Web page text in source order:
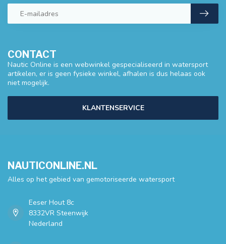
CONTACT
Nautic Online is een webwinkel gespecialiseerd in watersport
artikelen, er is geen fysieke winkel, afhalen is dus helaas ook
niet mogelijk.
KLANTENSERVICE
NAUTICONLINE.NL
Alles op het gebied van gemotoriseerde watersport
Eeser Hout 8c
8332VR Steenwijk
Nederland